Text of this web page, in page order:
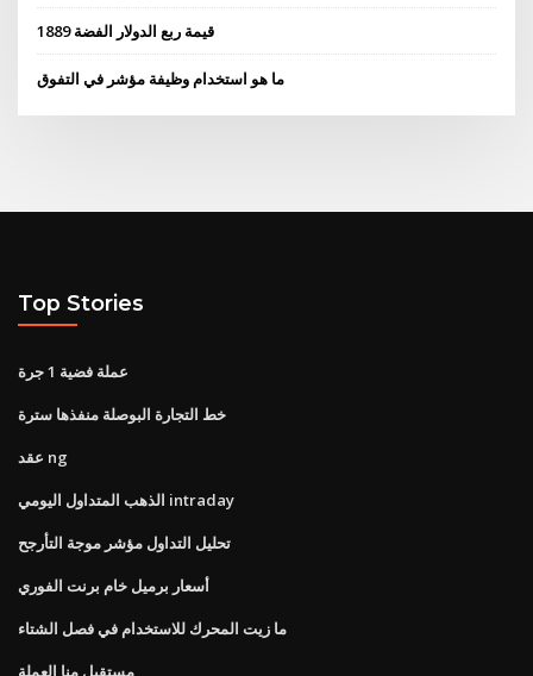
1889 قيمة ربع الدولار الفضة
ما هو استخدام وظيفة مؤشر في التفوق
Top Stories
عملة فضية 1 جرة
خط التجارة البوصلة منفذها سترة
عقد ng
الذهب المتداول اليومي intraday
تحليل التداول مؤشر موجة التأرجح
أسعار برميل خام برنت الفوري
ما زيت المحرك للاستخدام في فصل الشتاء
مستقبل منا العملة